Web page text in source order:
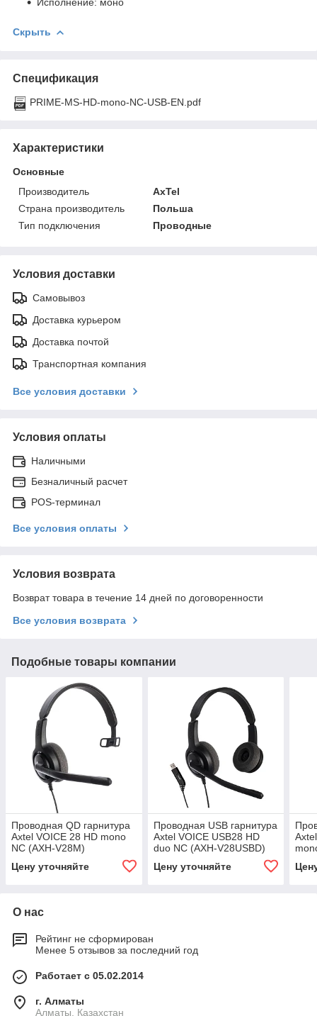
Скрыть
Спецификация
PRIME-MS-HD-mono-NC-USB-EN.pdf
Характеристики
Основные
Производитель
AxTel
Страна производитель
Польша
Тип подключения
Проводные
Условия доставки
Самовывоз
Доставка курьером
Доставка почтой
Транспортная компания
Все условия доставки
Условия оплаты
Наличными
Безналичный расчет
POS-терминал
Все условия оплаты
Условия возврата
Возврат товара в течение 14 дней по договоренности
Все условия возврата
Подобные товары компании
Проводная QD гарнитура
Axtel VOICE 28 HD mono
NC (AXH-V28M)
Цену уточняйте
Проводная USB гарнитура
Axtel VOICE USB28 HD
duo NC (AXH-V28USBD)
Цену уточняйте
О нас
Рейтинг не сформирован
Менее 5 отзывов за последний год
Работает с 05.02.2014
г. Алматы
Алматы, Казахстан